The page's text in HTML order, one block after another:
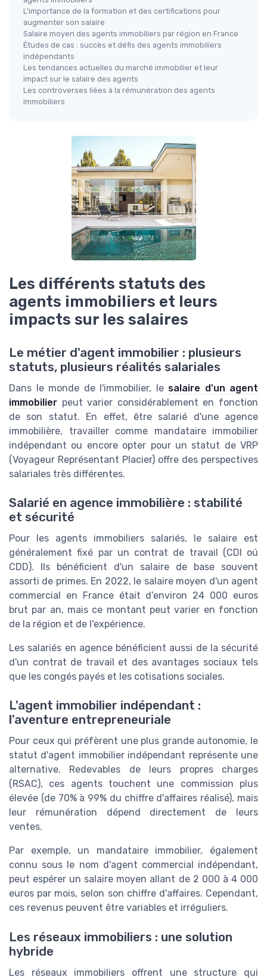
L'importance de la formation et des certifications pour
augmenter son salaire
Salaire moyen des agents immobiliers par région en France
Études de cas : succès et défis des agents immobiliers
indépendants
Les tendances actuelles du marché immobilier et leur
impact sur le salaire des agents
Les controverses liées à la rémunération des agents
immobiliers
Les différents statuts des
agents immobiliers et leurs
impacts sur les salaires
Le métier d'agent immobilier : plusieurs
statuts, plusieurs réalités salariales
Dans le monde de l'immobilier, le salaire d'un agent
immobilier peut varier considérablement en fonction
de son statut. En effet, être salarié d'une agence
immobilière, travailler comme mandataire immobilier
indépendant ou encore opter pour un statut de VRP
(Voyageur Représentant Placier) offre des perspectives
salariales très différentes.
Salarié en agence immobilière : stabilité
et sécurité
Pour les agents immobiliers salariés, le salaire est
généralement fixé par un contrat de travail (CDI oú
CDD). Ils bénéficient d'un salaire de base souvent
assorti de primes. En 2022, le salaire moyen d'un agent
commercial en France était d’environ 24 000 euros
brut par an, mais ce montant peut varier en fonction
de la région et de l'expérience.
Les salariés en agence bénéficient aussi de la sécurité
d'un contrat de travail et des avantages sociaux tels
que les congés payés et les cotisations sociales.
L'agent immobilier indépendant :
l'aventure entrepreneuriale
Pour ceux qui préfèrent une plus grande autonomie, le
statut d'agent immobilier indépendant représente une
alternative. Redevables de leurs propres charges
(RSAC), ces agents touchent une commission plus
élevée (de 70% à 99% du chiffre d'affaires réalisé), mais
leur rémunération dépend directement de leurs
ventes.
Par exemple, un mandataire immobilier, également
connu sous le nom d'agent commercial indépendant,
peut espérer un salaire moyen allant de 2 000 à 4 000
euros par mois, selon son chiffre d'affaires. Cependant,
ces revenus peuvent être variables et irréguliers.
Les réseaux immobiliers : une solution
hybride
Les réseaux immobiliers offrent une structure qui